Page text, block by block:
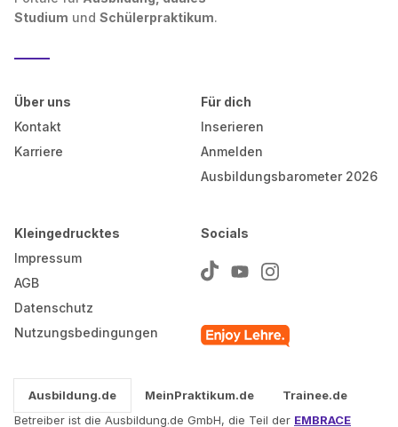
Studium und Schülerpraktikum.
Über uns
Kontakt
Karriere
Für dich
Inserieren
Anmelden
Ausbildungsbarometer 2026
Kleingedrucktes
Impressum
AGB
Datenschutz
Nutzungsbedingungen
Socials
Ausbildung.de MeinPraktikum.de
Trainee.de
Betreiber ist die Ausbildung.de GmbH, die Teil der EMBRACE